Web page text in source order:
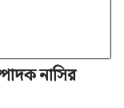
নাসির